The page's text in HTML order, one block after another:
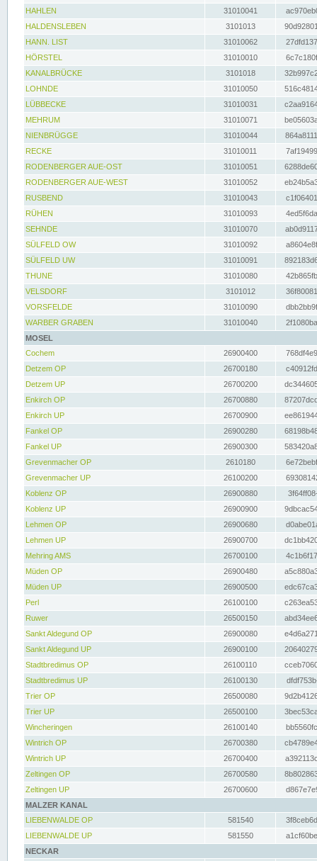
HAHLEN
31010041
HALDENSLEBEN
3101013
HANN. LIST
31010062
HÖRSTEL
31010010
KANALBRÜCKE
3101018
LOHNDE
31010050
LÜBBECKE
31010031
MEHRUM
31010071
NIENBRÜGGE
31010044
RECKE
31010011
RODENBERGER AUE-OST
31010051
RODENBERGER AUE-WEST
31010052
RUSBEND
31010043
RÜHEN
31010093
SEHNDE
31010070
SÜLFELD OW
31010092
SÜLFELD UW
31010091
THUNE
31010080
VELSDORF
3101012
VORSFELDE
31010090
WARBER GRABEN
31010040
MOSEL
Cochem
26900400
Detzem OP
26700180
Detzem UP
26700200
Enkirch OP
26700880
Enkirch UP
26700900
Fankel OP
26900280
Fankel UP
26900300
Grevenmacher OP
2610180
Grevenmacher UP
26100200
Koblenz OP
26900880
Koblenz UP
26900900
Lehmen OP
26900680
Lehmen UP
26900700
Mehring AMS
26700100
Müden OP
26900480
Müden UP
26900500
Perl
26100100
Ruwer
26500150
Sankt Aldegund OP
26900080
Sankt Aldegund UP
26900100
Stadtbredimus OP
26100110
Stadtbredimus UP
26100130
Trier OP
26500080
Trier UP
26500100
Wincheringen
26100140
Wintrich OP
26700380
Wintrich UP
26700400
Zeltingen OP
26700580
Zeltingen UP
26700600
MALZER KANAL
LIEBENWALDE OP
581540
LIEBENWALDE UP
581550
NECKAR